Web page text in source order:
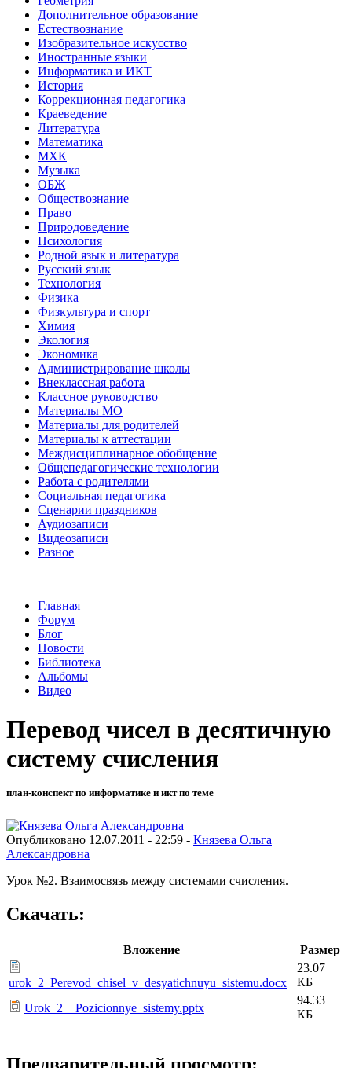
Дополнительное образование
Естествознание
Изобразительное искусство
Иностранные языки
Информатика и ИКТ
История
Коррекционная педагогика
Краеведение
Литература
Математика
МХК
Музыка
ОБЖ
Обществознание
Право
Природоведение
Психология
Родной язык и литература
Русский язык
Технология
Физика
Физкультура и спорт
Химия
Экология
Экономика
Администрирование школы
Внеклассная работа
Классное руководство
Материалы МО
Материалы для родителей
Материалы к аттестации
Междисциплинарное обобщение
Общепедагогические технологии
Работа с родителями
Социальная педагогика
Сценарии праздников
Аудиозаписи
Видеозаписи
Разное
Главная
Форум
Блог
Новости
Библиотека
Альбомы
Видео
Перевод чисел в десятичную
систему счисления
план-конспект по информатике и икт по теме
Опубликовано 12.07.2011 - 22:59 - Князева Ольга
Александровна
Урок №2. Взаимосвязь между системами счисления.
Скачать:
Вложение Размер
urok_2_Perevod_chisel_v_desyatichnuyu_sistemu.docx
23.07
КБ
Urok_2__Pozicionnye_sistemy.pptx
94.33
КБ